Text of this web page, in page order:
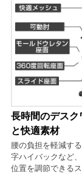
長時間のデス
と快適素材
腰の負担を軽減す
字ハイバックなど
位置を調節できる